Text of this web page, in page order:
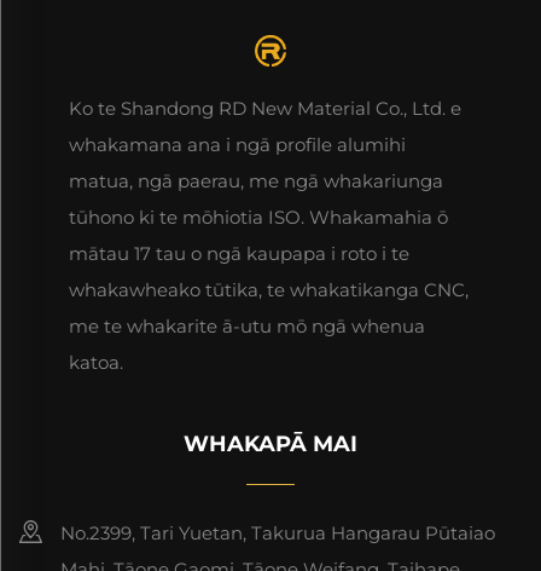
Ko te Shandong RD New Material Co., Ltd. e
whakamana ana i ngā profile alumihi
matua, ngā paerau, me ngā whakariunga
tūhono ki te mōhiotia ISO. Whakamahia ō
mātau 17 tau o ngā kaupapa i roto i te
whakawheako tūtika, te whakatikanga CNC,
me te whakarite ā-utu mō ngā whenua
katoa.
WHAKAPĀ MAI
No.2399, Tari Yuetan, Takurua Hangarau Pūtaiao